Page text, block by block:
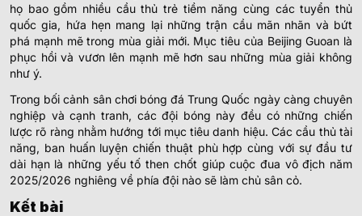
họ bao gồm nhiều cầu thủ trẻ tiềm năng cùng các tuyển thủ
quốc gia, hứa hẹn mang lại những trận cầu mãn nhãn và bứt
phá mạnh mẽ trong mùa giải mới. Mục tiêu của Beijing Guoan là
phục hồi và vươn lên mạnh mẽ hơn sau những mùa giải không
như ý.
Trong bối cảnh sân chơi bóng đá Trung Quốc ngày càng chuyên
nghiệp và cạnh tranh, các đội bóng này đều có những chiến
lược rõ ràng nhằm hướng tới mục tiêu danh hiệu. Các cầu thủ tài
năng, ban huấn luyện chiến thuật phù hợp cùng với sự đầu tư
dài hạn là những yếu tố then chốt giúp cuộc đua vô địch năm
2025/2026 nghiêng về phía đội nào sẽ làm chủ sân cỏ.
Kết bài